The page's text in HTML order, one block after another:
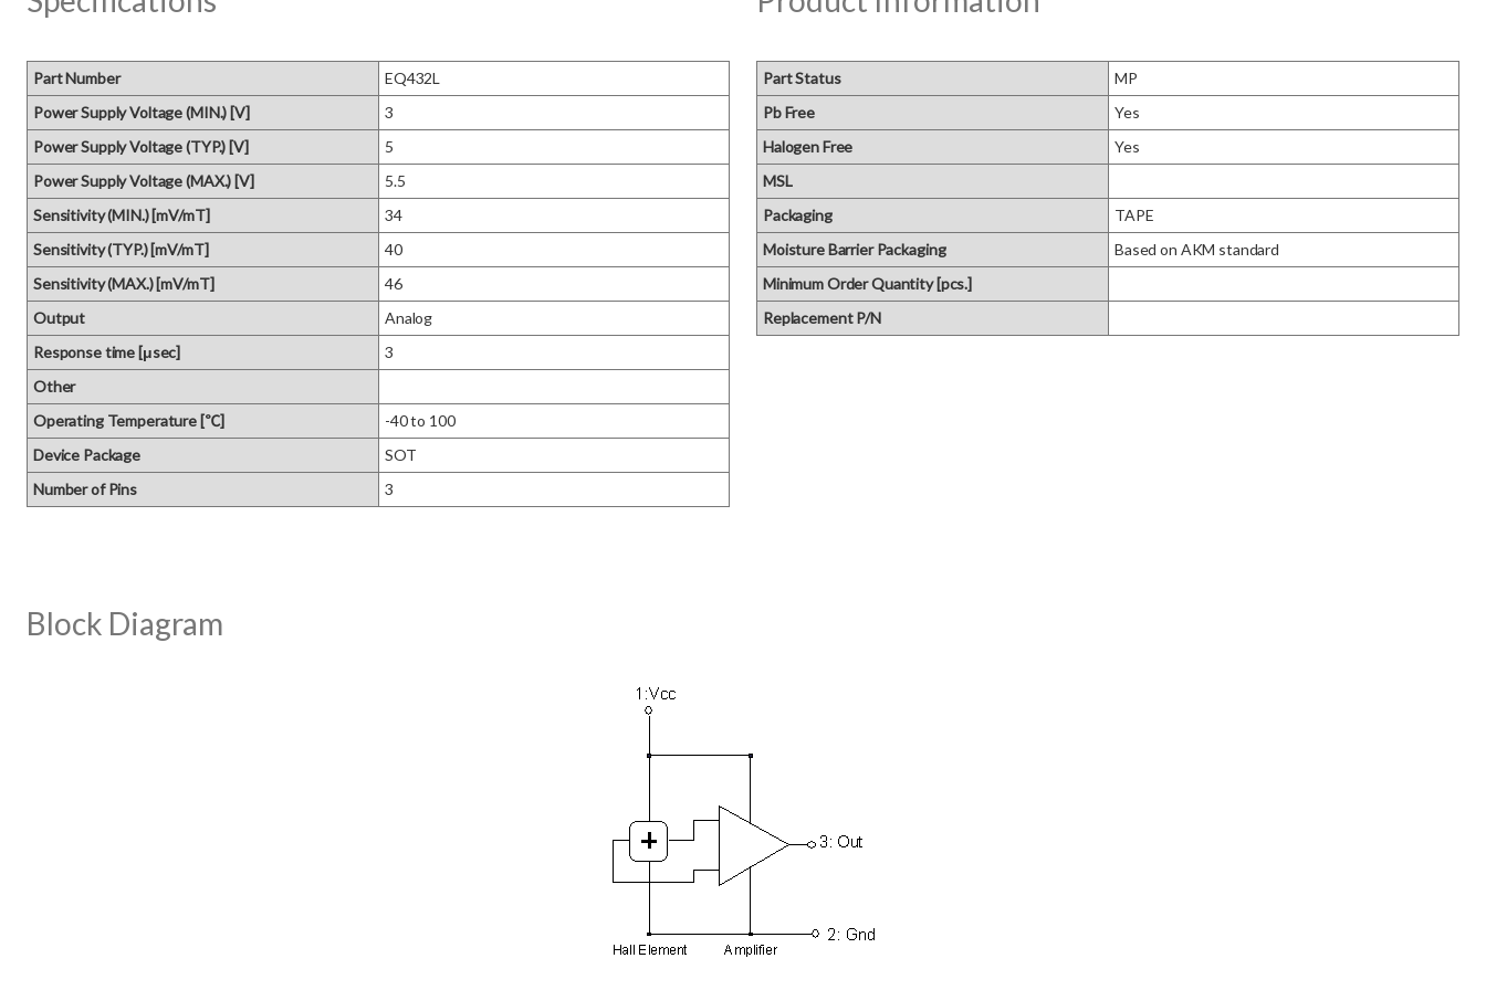
Part Number
EQ432L
Power Supply Voltage (MIN.) [V]
3
Power Supply Voltage (TYP.) [V]
5
Power Supply Voltage (MAX.) [V]
5.5
Sensitivity (MIN.) [mV/mT]
34
Sensitivity (TYP.) [mV/mT]
40
Sensitivity (MAX.) [mV/mT]
46
Output
Analog
Response time [μsec]
3
Other
Operating Temperature [℃]
-40 to 100
Device Package
SOT
Number of Pins
3
Part Status
MP
Pb Free
Yes
Halogen Free
Yes
MSL
Packaging
TAPE
Moisture Barrier Packaging
Based on AKM standard
Minimum Order Quantity [pcs.]
Replacement P/N
Block Diagram